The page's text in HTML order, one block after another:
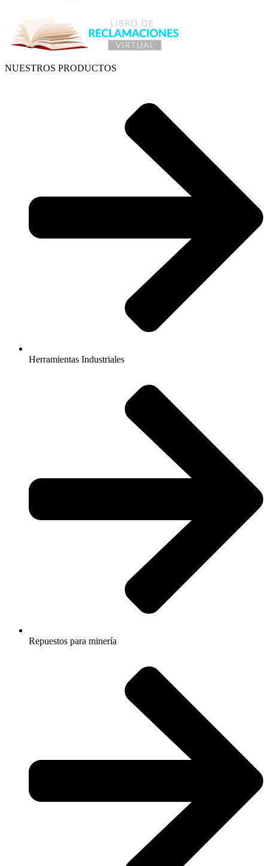
NUESTROS PRODUCTOS
Herramientas Industriales
Repuestos para minería